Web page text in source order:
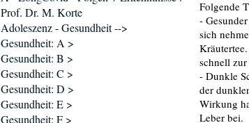
Folgende
-
sich
schnell
- Dunkle
der
Wirkung
Leber bei.
Prof. Dr. M. Korte
Adoleszenz - Gesundheit -->
Gesundheit: A >
Gesundheit: B >
Gesundheit: C >
Gesundheit: D >
Gesundheit: E >
Gesundheit: F >